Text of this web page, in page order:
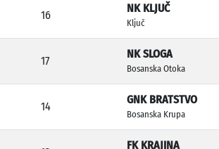
16
NK KLJUČ
Ključ
17
NK SLOGA
Bosanska Otoka
14
GNK BRATSTVO
Bosanska Krupa
FK KRAJINA